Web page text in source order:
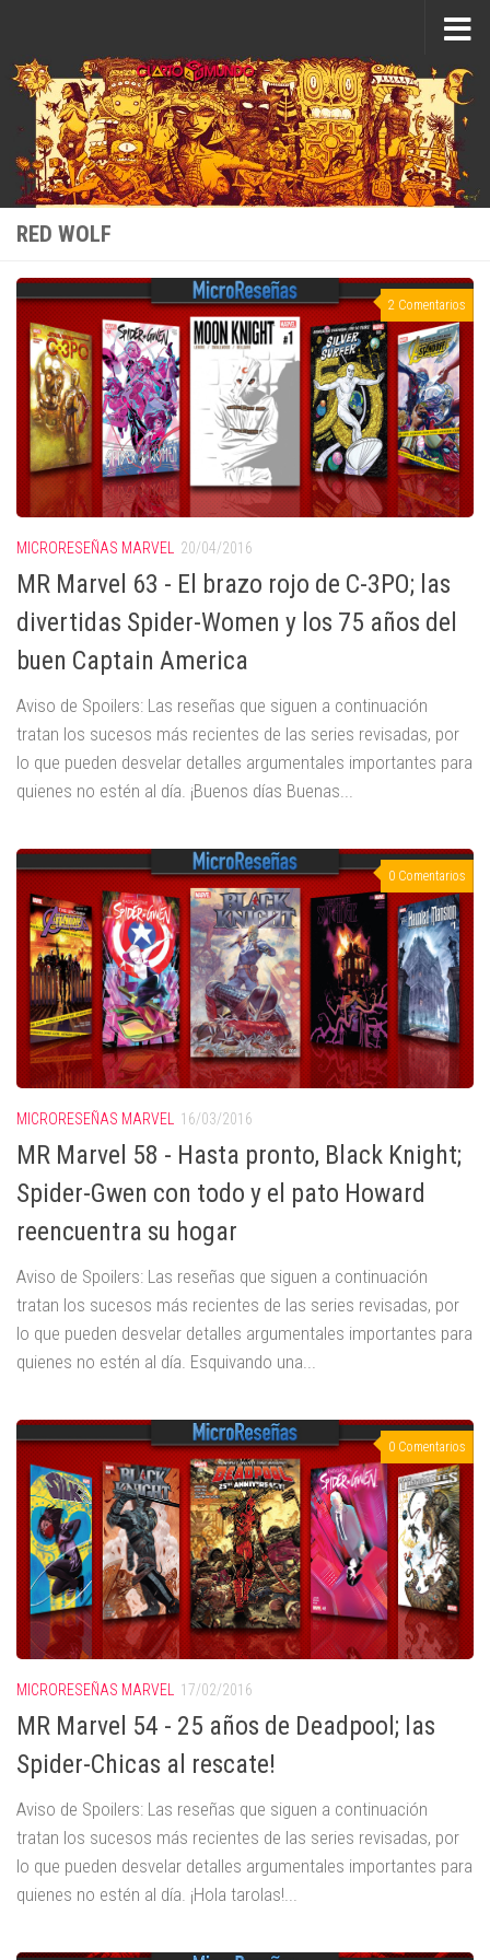
RED WOLF
2 Comentarios
MICRORESEÑAS MARVEL 20/04/2016
MR Marvel 63 - El brazo rojo de C-3PO; las
divertidas Spider-Women y los 75 años del
buen Captain America
Aviso de Spoilers: Las reseñas que siguen a continuación
tratan los sucesos más recientes de las series revisadas, por
lo que pueden desvelar detalles argumentales importantes para
quienes no estén al día. ¡Buenos días Buenas...
0 Comentarios
MICRORESEÑAS MARVEL 16/03/2016
MR Marvel 58 - Hasta pronto, Black Knight;
Spider-Gwen con todo y el pato Howard
reencuentra su hogar
Aviso de Spoilers: Las reseñas que siguen a continuación
tratan los sucesos más recientes de las series revisadas, por
lo que pueden desvelar detalles argumentales importantes para
quienes no estén al día. Esquivando una...
0 Comentarios
MICRORESEÑAS MARVEL 17/02/2016
MR Marvel 54 - 25 años de Deadpool; las
Spider-Chicas al rescate!
Aviso de Spoilers: Las reseñas que siguen a continuación
tratan los sucesos más recientes de las series revisadas, por
lo que pueden desvelar detalles argumentales importantes para
quienes no estén al día. ¡Hola tarolas!...